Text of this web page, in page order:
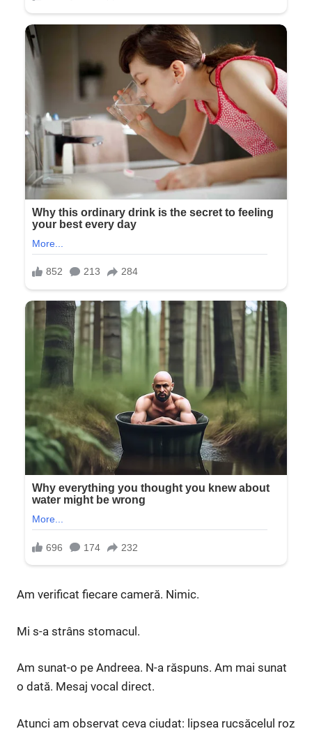
Am verificat fiecare cameră. Nimic.
Mi s-a strâns stomacul.
Am sunat-o pe Andreea. N-a răspuns. Am mai sunat
o dată. Mesaj vocal direct.
Atunci am observat ceva ciudat: lipsea rucsăcelul roz